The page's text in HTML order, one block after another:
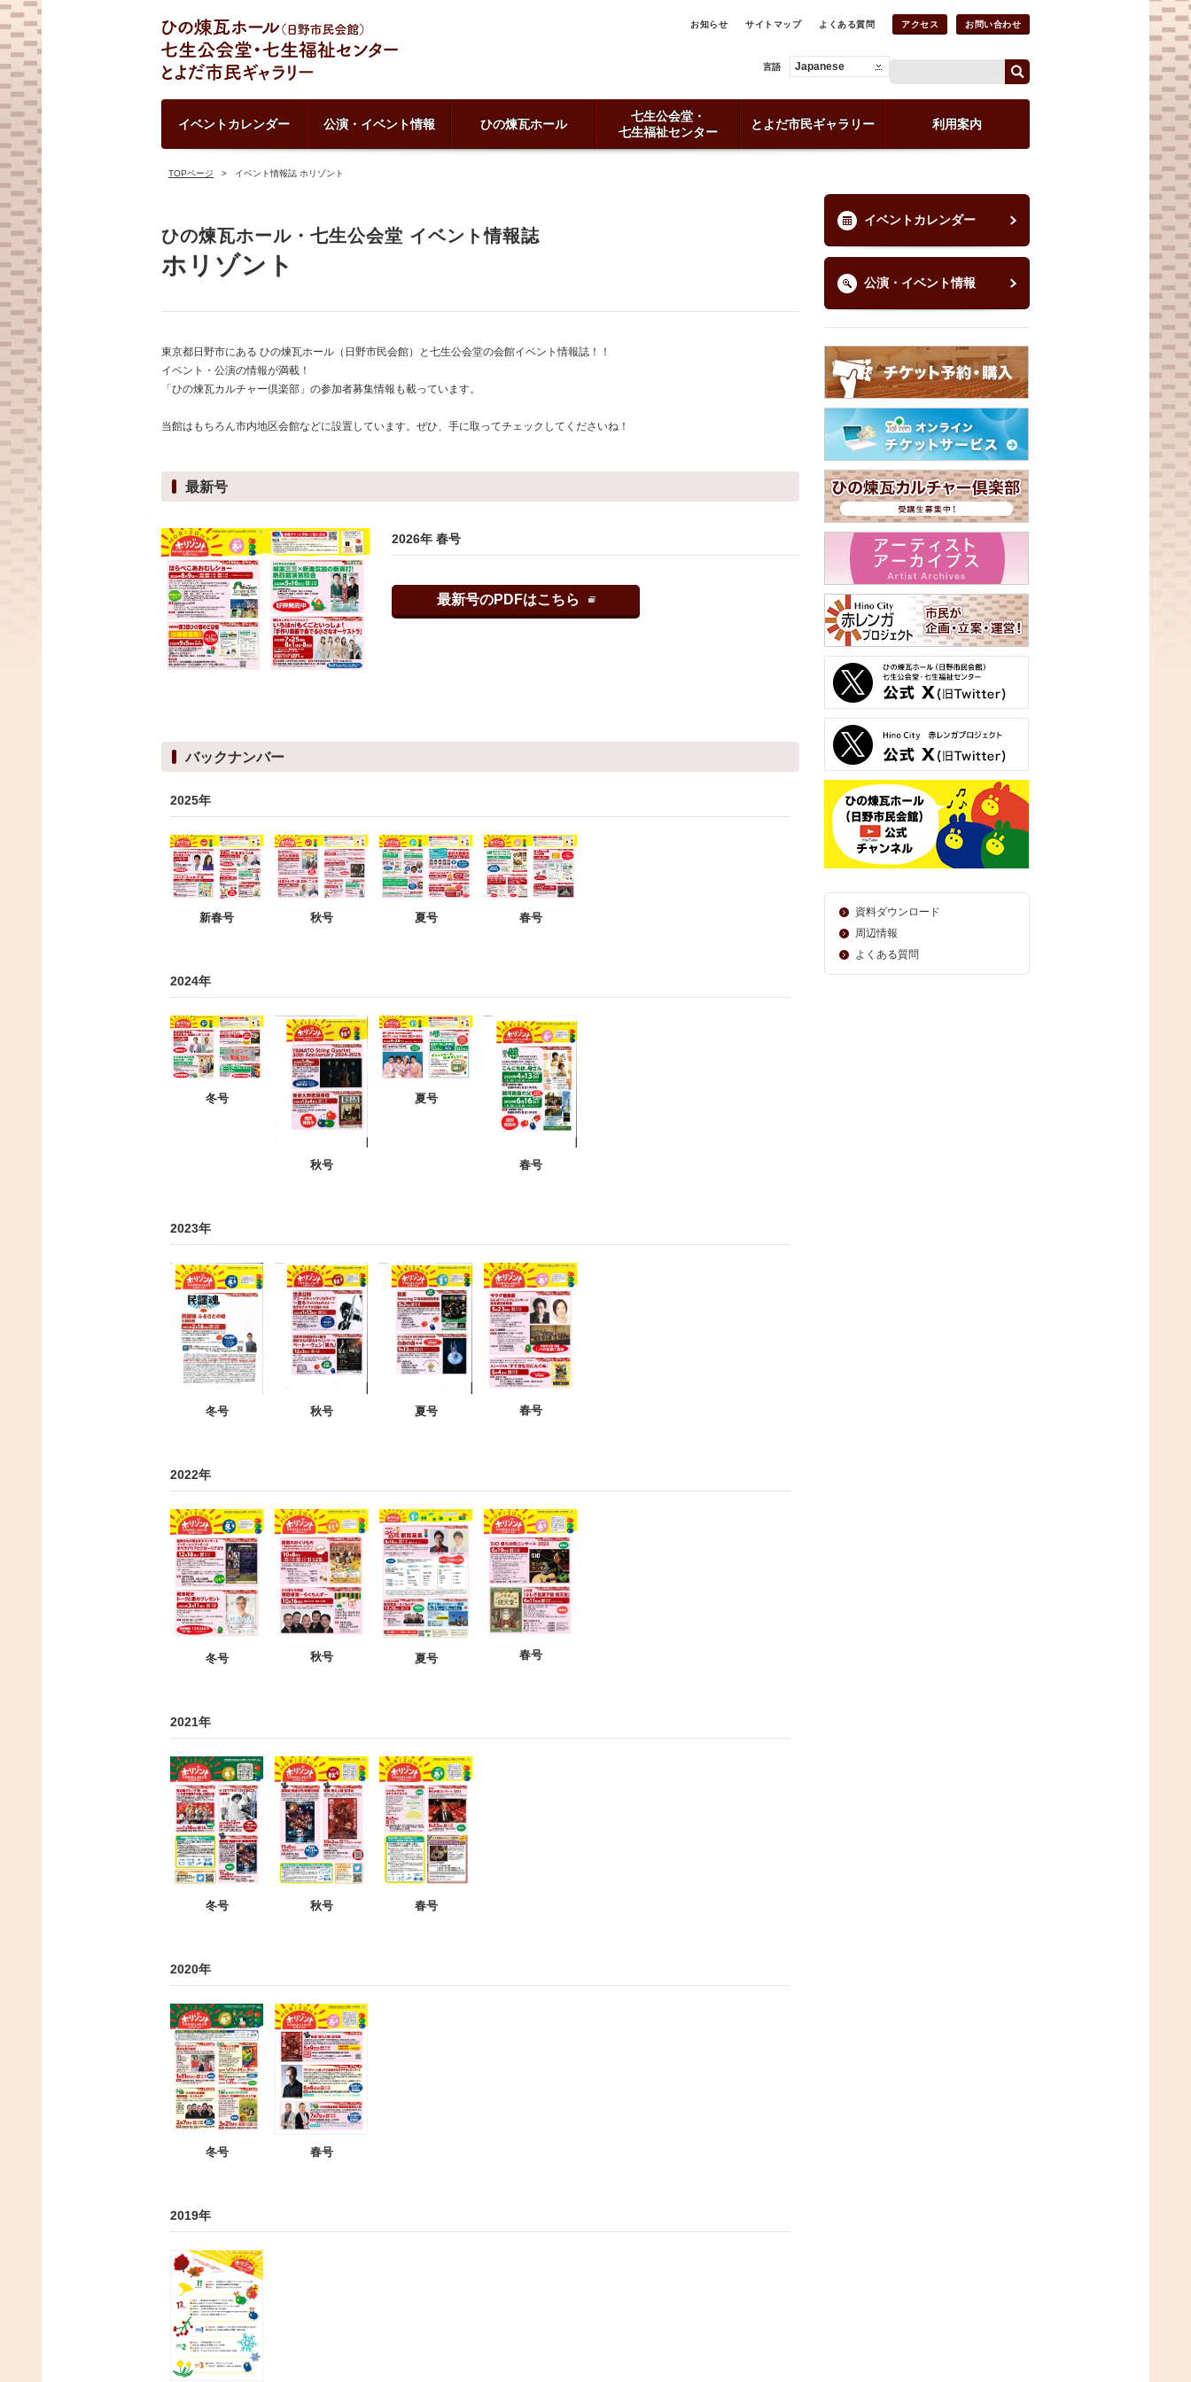
お知らせ サイトマップ よくある質問 アクセス お問い合わせ
言語 Japanese
イベントカレンダー 公演・イベント情報 ひの煉瓦ホール
七生公会堂・
七生福祉センター
とよだ市民ギャラリー 利用案内
TOPページ イベント情報誌 ホリゾント
ひの煉瓦ホール・七生公会堂 イベント情報誌
ホリゾント
東京都日野市にある ひの煉瓦ホール（日野市民会館）と七生公会堂の会館イベント情報誌！！
イベント・公演の情報が満載！
「ひの煉瓦カルチャー倶楽部」の参加者募集情報も載っています。
当館はもちろん市内地区会館などに設置しています。ぜひ、手に取ってチェックしてくださいね！
最新号
2026年 春号
最新号のPDFはこちら
バックナンバー
2025年
新春号 秋号 夏号 春号
2024年
冬号
秋号
夏号
春号
2023年
冬号 秋号 夏号 春号
2022年
冬号 秋号 夏号 春号
2021年
冬号 秋号 春号
2020年
冬号 春号
2019年
イベントカレンダー
公演・イベント情報
資料ダウンロード
周辺情報
よくある質問